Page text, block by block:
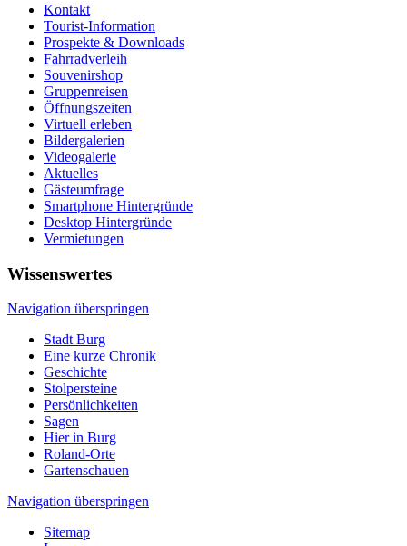
Kontakt
Tourist-Information
Prospekte & Downloads
Fahrradverleih
Souvenirshop
Gruppenreisen
Öffnungszeiten
Virtuell erleben
Bildergalerien
Videogalerie
Aktuelles
Gästeumfrage
Smartphone Hintergründe
Desktop Hintergründe
Vermietungen
Wissenswertes
Navigation überspringen
Stadt Burg
Eine kurze Chronik
Geschichte
Stolpersteine
Persönlichkeiten
Sagen
Hier in Burg
Roland-Orte
Gartenschauen
Navigation überspringen
Sitemap